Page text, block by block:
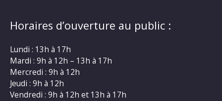
Horaires d’ouverture au public :
Lundi : 13h à 17h
Mardi : 9h à 12h – 13h à 17h
Mercredi : 9h à 12h
Jeudi : 9h à 12h
Vendredi : 9h à 12h et 13h à 17h